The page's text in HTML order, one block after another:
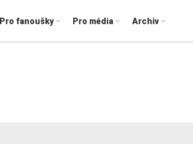
Pro fanoušky Pro média Archiv